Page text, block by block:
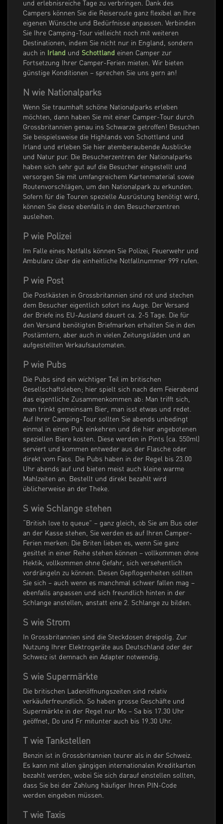
und erlebnisreiche Tage zu verbringen. Dank des
Campers können Sie die Reiseroute ganz flexibel an Ihre
eigenen Wünsche und Bedürfnisse anpassen. Verbinden
Sie Ihre Camping-Tour vielleicht noch mit weiteren
Destinationen, indem Sie nicht nur in England, sondern
auch in Irland und Schottland einen Camper zur
Fortsetzung Ihrer Camper-Ferien mieten. Wir bieten
günstige Konditionen – sprechen Sie uns gern an!
N wie Nationalparks
Wenn Sie traumhaft schöne Nationalparks erleben
möchten, dann haben Sie mit einer Camper-Tour durch
Grossbritannien genau ins Schwarze getroffen! Besuchen
Sie beispielsweise die Highlands von Schottland und
Irland und erleben Sie hier atemberaubende Ausblicke
und Natur pur. Die Besucherzentren der Nationalparks
haben sich sehr gut auf die Besucher eingestellt und
versorgen Sie mit umfangreichem Kartenmaterial sowie
Routenvorschlägen, um den Nationalpark zu erkunden.
Sofern für die Touren spezielle Ausrüstung benötigt wird,
können Sie diese ebenfalls in den Besucherzentren
ausleihen.
P wie Polizei
Im Falle eines Notfalls können Sie Polizei, Feuerwehr und
Ambulanz über die einheitliche Notfallnummer 999 rufen.
P wie Post
Die Postkästen in Grossbritannien sind rot und stechen
dem Besucher eigentlich sofort ins Auge. Der Versand
der Briefe ins EU-Ausland dauert ca. 2-5 Tage. Die für
den Versand benötigten Briefmarken erhalten Sie in den
Postämtern, aber auch in vielen Zeitungsläden und an
aufgestellten Verkaufsautomaten.
P wie Pubs
Die Pubs sind ein wichtiger Teil im britischen
Gesellschaftsleben; hier spielt sich nach dem Feierabend
das eigentliche Zusammenkommen ab: Man trifft sich,
man trinkt gemeinsam Bier, man isst etwas und redet.
Auf Ihrer Camping-Tour sollten Sie abends unbedingt
einmal in einen Pub einkehren und die hier angebotenen
speziellen Biere kosten. Diese werden in Pints (ca. 550ml)
serviert und kommen entweder aus der Flasche oder
direkt vom Fass. Die Pubs haben in der Regel bis 23.00
Uhr abends auf und bieten meist auch kleine warme
Mahlzeiten an. Bestellt und direkt bezahlt wird
üblicherweise an der Theke.
S wie Schlange stehen
“British love to queue” – ganz gleich, ob Sie am Bus oder
an der Kasse stehen, Sie werden es auf Ihren Camper-
Ferien merken: Die Briten lieben es, wenn Sie ganz
gesittet in einer Reihe stehen können – vollkommen ohne
Hektik, vollkommen ohne Gefahr, sich versehentlich
vordrängeln zu können. Diesen Gepflogenheiten sollten
Sie sich – auch wenn es manchmal schwer fallen mag –
ebenfalls anpassen und sich freundlich hinten in der
Schlange anstellen, anstatt eine 2. Schlange zu bilden.
S wie Strom
In Grossbritannien sind die Steckdosen dreipolig. Zur
Nutzung Ihrer Elektrogeräte aus Deutschland oder der
Schweiz ist demnach ein Adapter notwendig.
S wie Supermärkte
Die britischen Ladenöffnungszeiten sind relativ
verkäuferfreundlich. So haben grosse Geschäfte und
Supermärkte in der Regel nur Mo – Sa bis 17.30 Uhr
geöffnet, Do und Fr mitunter auch bis 19.30 Uhr.
T wie Tankstellen
Benzin ist in Grossbritannien teurer als in der Schweiz.
Es kann mit allen gängigen internationalen Kreditkarten
bezahlt werden, wobei Sie sich darauf einstellen sollten,
dass Sie bei der Zahlung häufiger Ihren PIN-Code
werden eingeben müssen.
T wie Taxis